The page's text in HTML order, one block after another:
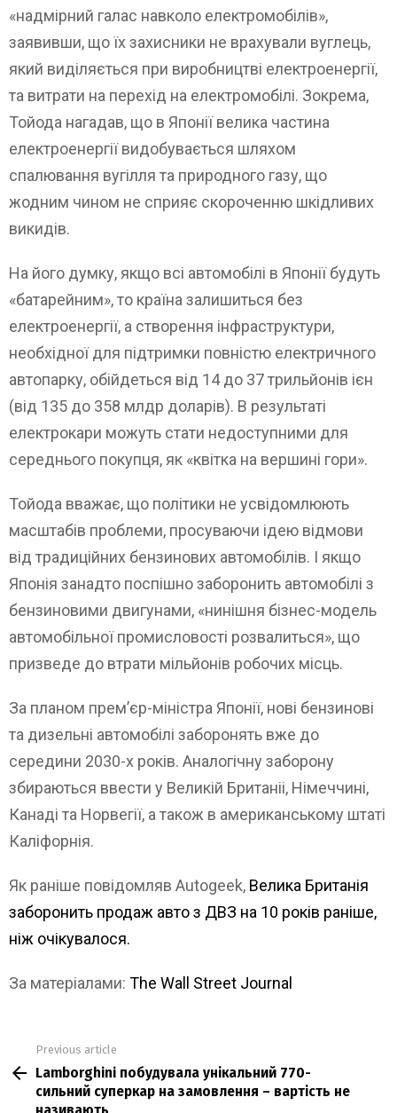
«надмірний галас навколо електромобілів»,
заявивши, що їх захисники не врахували вуглець,
який виділяється при виробництві електроенергії,
та витрати на перехід на електромобілі. Зокрема,
Тойода нагадав, що в Японії велика частина
електроенергії видобувається шляхом
спалювання вугілля та природного газу, що
жодним чином не сприяє скороченню шкідливих
викидів.
На його думку, якщо всі автомобілі в Японії будуть
«батарейним», то країна залишиться без
електроенергії, а створення інфраструктури,
необхідної для підтримки повністю електричного
автопарку, обійдеться від 14 до 37 трильйонів ієн
(від 135 до 358 млдр доларів). В результаті
електрокари можуть стати недоступними для
середнього покупця, як «квітка на вершині гори».
Тойода вважає, що політики не усвідомлюють
масштабів проблеми, просуваючи ідею відмови
від традиційних бензинових автомобілів. І якщо
Японія занадто поспішно заборонить автомобілі з
бензиновими двигунами, «нинішня бізнес-модель
автомобільної промисловості розвалиться», що
призведе до втрати мільйонів робочих місць.
За планом прем’єр-міністра Японії, нові бензинові
та дизельні автомобілі заборонять вже до
середини 2030-х років. Аналогічну заборону
збираються ввести у Великій Британіі, Німеччині,
Канаді та Норвегії, а також в американському штаті
Каліфорнія.
Як раніше повідомляв Autogeek, Велика Британія
заборонить продаж авто з ДВЗ на 10 років раніше,
ніж очікувалося.
За матеріалами: The Wall Street Journal
more
Previous article
Lamborghini побудувала унікальний 770-
сильний суперкар на замовлення – вартість не